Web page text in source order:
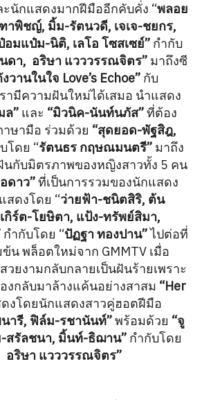
ะนักแสดงมากฝีมืออีกคับคั่ง “พลอย
าพิชญ์, มิ้ม-รัตนวดี, เจเจ-ชยกร,
มแป๋ม-นิติ, เลโอ โซสเซย์” กำกับ
ดา, อริษา แวววรรณจิตร” มาถึงซี
วานในใจ Love’s Echoe” กับ
ามีความฝันใหม่ได้เสมอ นำแสดง
ล” และ “มิวนิค-นันท์นภัส”ที่ต้อง
ษามือ ร่วมด้วย “สุดยอด-พัฐสิฎ,
โดย “รัตนธร กฤษณมนตรี” มาถึง
กับมิตรภาพของหญิงสาวทั้ง 5 คน
ดาว”ที่เป็นการรวมของนักแสดง
สดงโดย “ว่ายฟ้า-ชนิตสิริ, ต้น
กิร์ต-โยษิตา, แป้ง-ทรัพย์สิมา,
กำกับโดย “ปัฏฐา ทองปาน”ไปต่อที่
น พล็อตใหม่จาก GMMTV เมื่อ
วยงามกลับกลายเป็นฝันร้ายเพราะ
งกลับมาล้างแค้นอย่างสาสม “Her
งโดยนักแสดงสาวคู่ฮอตฝีมือ
ารี, ฟิล์ม-รชานันท์”พร้อมด้วย “จู
สรัลชนา, มิ้นท์-ธิฌาน” กำกับโดย
อริษา แวววรรณจิตร”